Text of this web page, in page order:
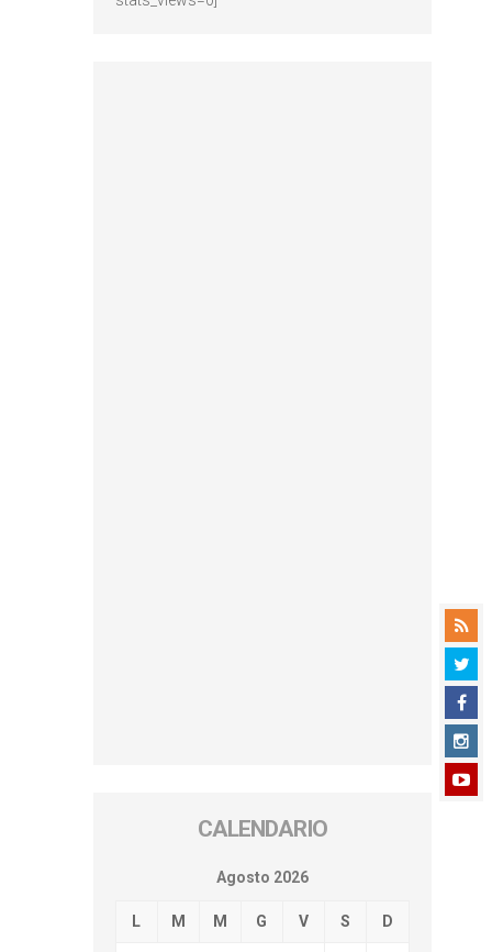
CALENDARIO
Agosto 2026
L M M G V S D